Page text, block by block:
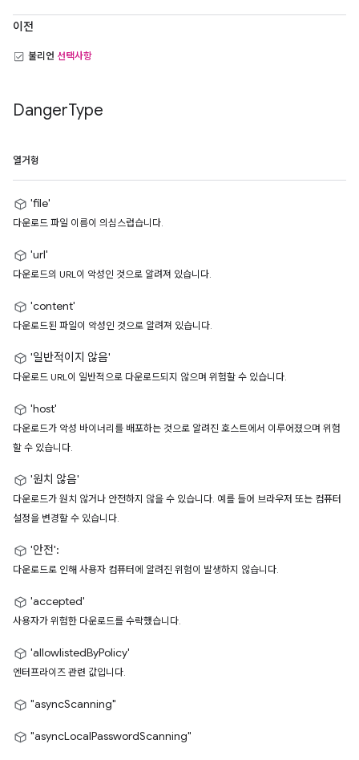
이전
불리언 선택사항
DangerType
열거형
'file'
다운로드 파일 이름이 의심스럽습니다.
'url'
다운로드의 URL이 악성인 것으로 알려져 있습니다.
'content'
다운로드된 파일이 악성인 것으로 알려져 있습니다.
'일반적이지 않음'
다운로드 URL이 일반적으로 다운로드되지 않으며 위험할 수 있습니다.
'host'
다운로드가 악성 바이너리를 배포하는 것으로 알려진 호스트에서 이루어졌으며 위험
할 수 있습니다.
'원치 않음'
다운로드가 원치 않거나 안전하지 않을 수 있습니다. 예를 들어 브라우저 또는 컴퓨터
설정을 변경할 수 있습니다.
'안전':
다운로드로 인해 사용자 컴퓨터에 알려진 위험이 발생하지 않습니다.
'accepted'
사용자가 위험한 다운로드를 수락했습니다.
'allowlistedByPolicy'
엔터프라이즈 관련 값입니다.
"asyncScanning"
"asyncLocalPasswordScanning"